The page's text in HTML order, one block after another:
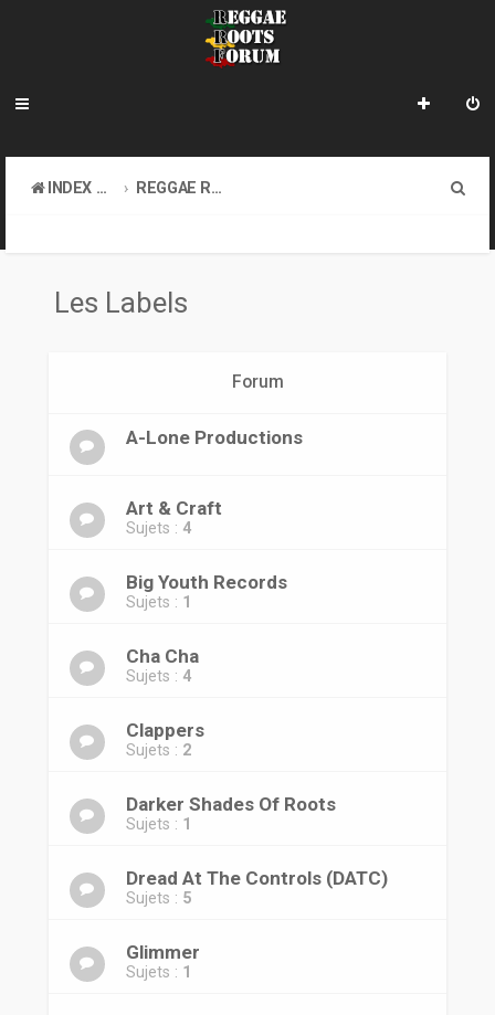
INDEX DU FORUM
REGGAE ROOTS DISCOVERY
Les Labels
Forum
A-Lone Productions
Art & Craft
Sujets : 4
Big Youth Records
Sujets : 1
Cha Cha
Sujets : 4
Clappers
Sujets : 2
Darker Shades Of Roots
Sujets : 1
Dread At The Controls (DATC)
Sujets : 5
Glimmer
Sujets : 1